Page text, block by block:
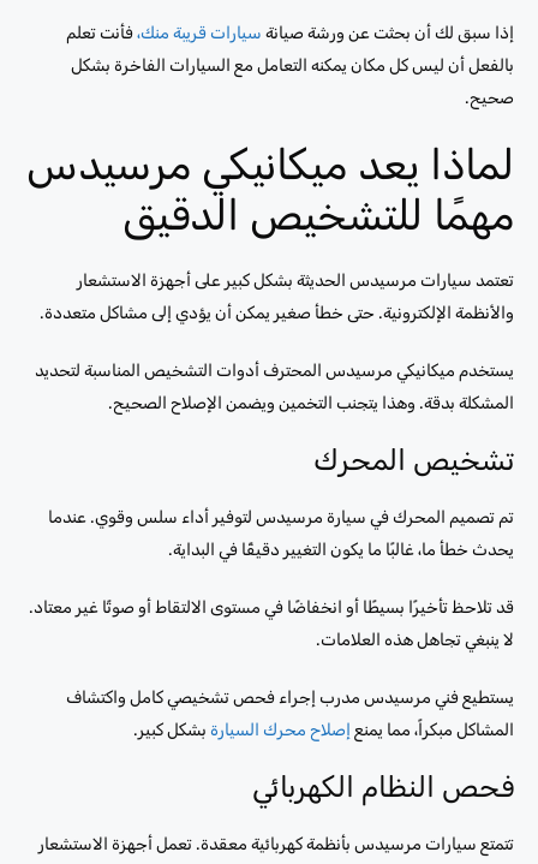
إذا سبق لك أن بحثت عن ورشة صيانة سيارات قريبة منك،فأنت تعلم
بالفعل أن ليس كل مكان يمكنه التعامل مع السيارات الفاخرة بشكل
صحيح.
لماذا يعد ميكانيكي مرسيدس
مهمًا للتشخيص الدقيق
تعتمد سيارات مرسيدس الحديثة بشكل كبير على أجهزة الاستشعار
والأنظمة الإلكترونية. حتى خطأ صغير يمكن أن يؤدي إلى مشاكل متعددة.
يستخدم ميكانيكي مرسيدس المحترف أدوات التشخيص المناسبة لتحديد
المشكلة بدقة. وهذا يتجنب التخمين ويضمن الإصلاح الصحيح.
تشخيص المحرك
تم تصميم المحرك في سيارة مرسيدس لتوفير أداء سلس وقوي. عندما
يحدث خطأ ما، غالبًا ما يكون التغيير دقيقًا في البداية.
قد تلاحظ تأخيرًا بسيطًا أو انخفاضًا في مستوى الالتقاط أو صوتًا غير معتاد.
لا ينبغي تجاهل هذه العلامات.
يستطيع فني مرسيدس مدرب إجراء فحص تشخيصي كامل واكتشاف
المشاكل مبكراً، مما يمنع إصلاح محرك السيارة بشكل كبير.
فحص النظام الكهربائي
تتمتع سيارات مرسيدس بأنظمة كهربائية معقدة. تعمل أجهزة الاستشعار